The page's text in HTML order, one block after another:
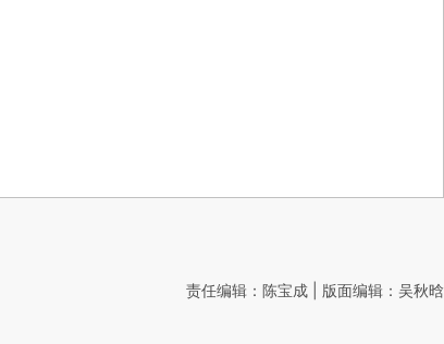
责任编辑：陈宝成 | 版面编辑：吴秋晗